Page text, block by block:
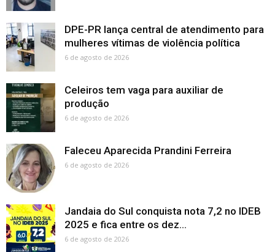
DPE-PR lança central de atendimento para
mulheres vítimas de violência política
6 de agosto de 2026
Celeiros tem vaga para auxiliar de
produção
6 de agosto de 2026
Faleceu Aparecida Prandini Ferreira
6 de agosto de 2026
Jandaia do Sul conquista nota 7,2 no IDEB
2025 e fica entre os dez...
6 de agosto de 2026